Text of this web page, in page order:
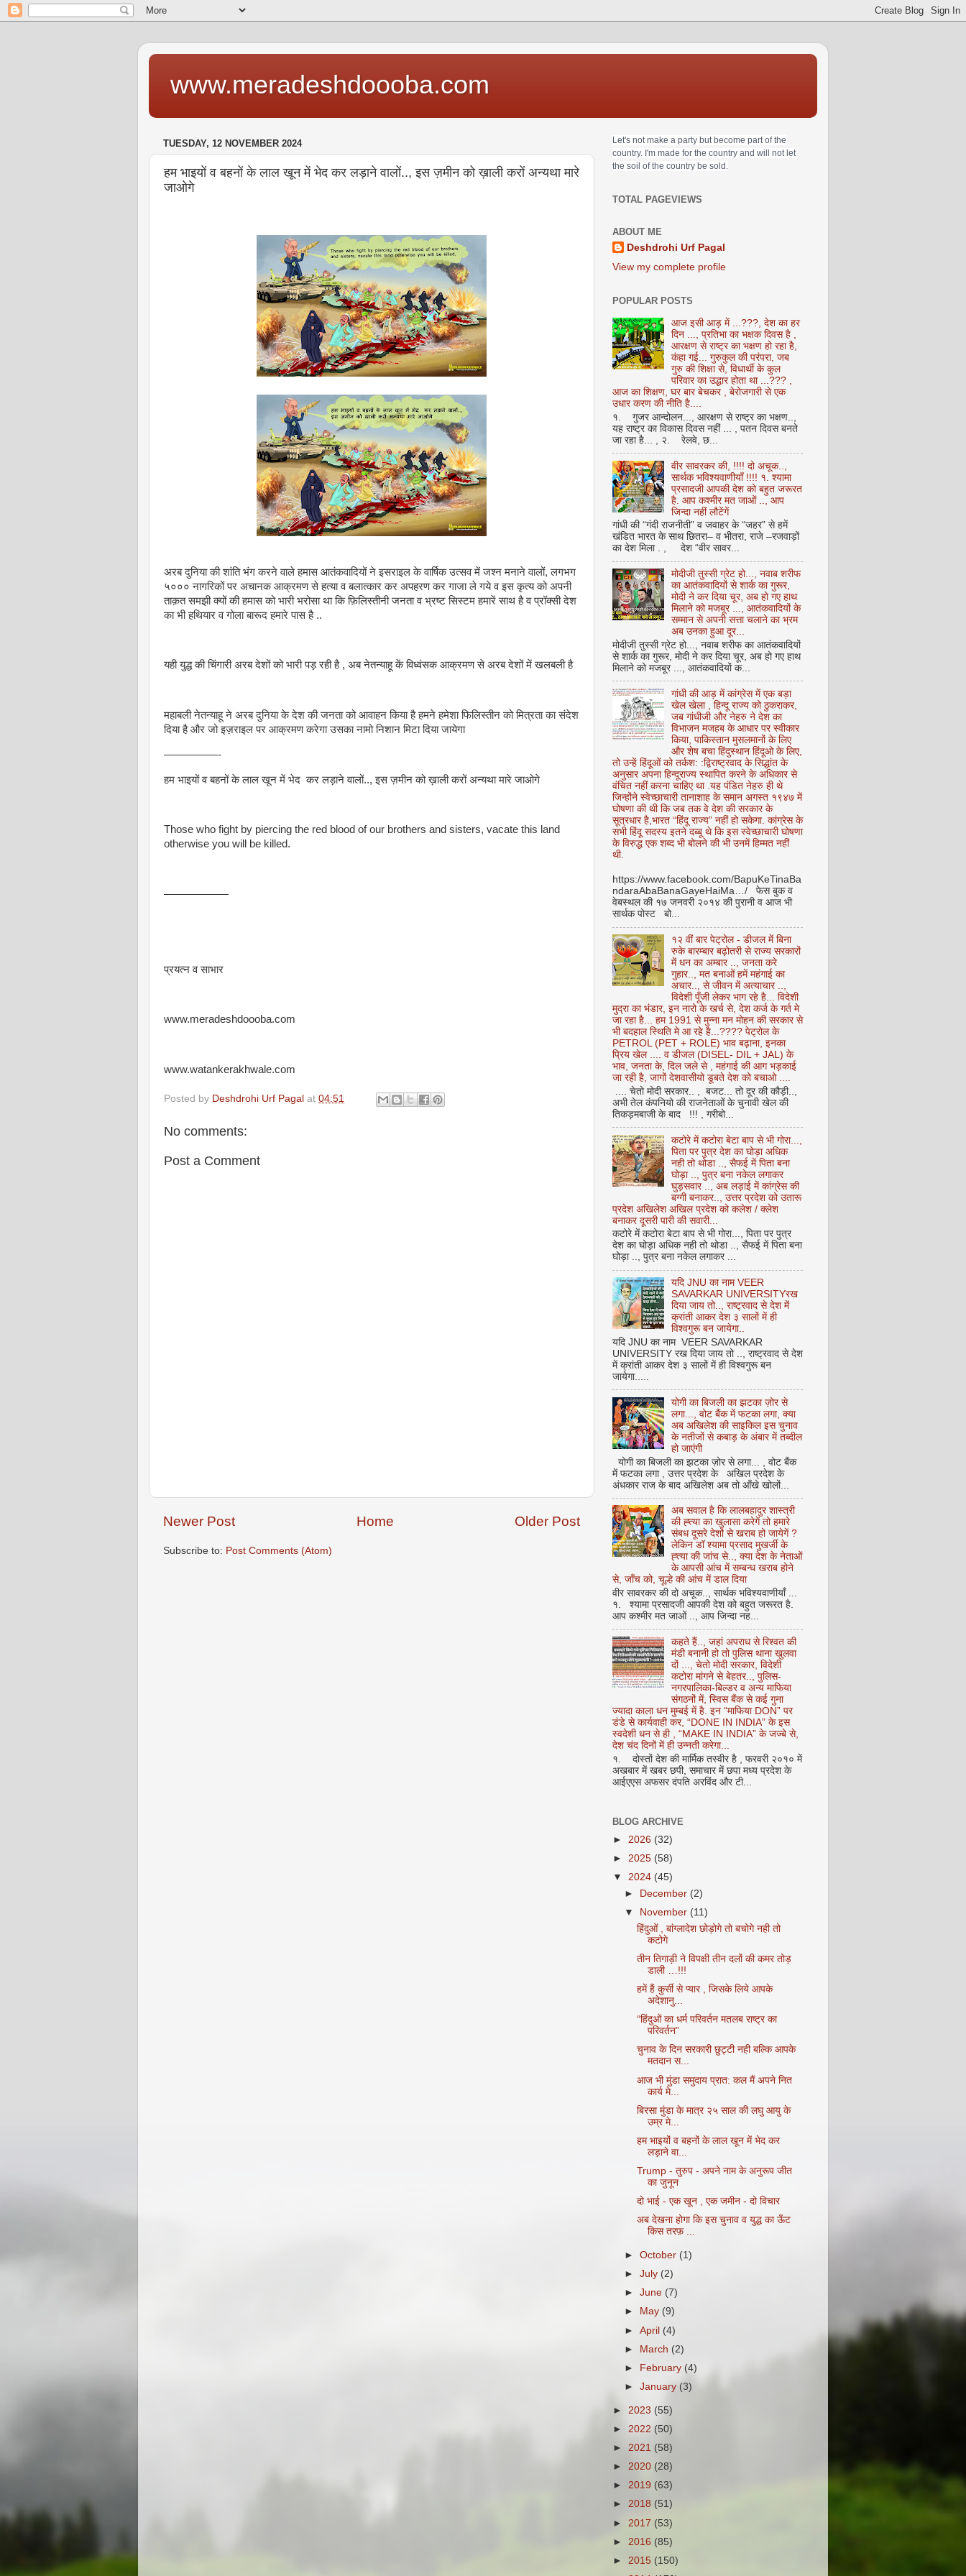
www.meradeshdoooba.com
TUESDAY, 12 NOVEMBER 2024
हम भाइयों व बहनों के लाल खून में भेद कर लड़ाने वालों.., इस ज़मीन को ख़ाली करों अन्यथा मारे
जाओगे
अरब दुनिया की शांति भंग करने वाले हमास आतंकवादियों ने इसराइल के वार्षिक उत्सव में जश्न मनाने वालों, लगभग
५००० नागरिकों पर अचानक आक्रमण से हत्या व बलात्कार कर अपहरण कर गाजा ले गये व इस कृत्य को अपनी
ताक़त समझी क्यों की हमास को भारी भरोसा था कि फ़िलिस्तीनी जनता व भ्रष्ट सिस्टम हमारें साथ है व प्रॉक्सी देश
का भी हथियार व गोला बारूद हमारे पास है ..
यही युद्ध की चिंगारी अरब देशों को भारी पड़ रही है , अब नेतन्याहू कें विध्वंसक आक्रमण से अरब देशों में खलबली है
महाबली नेतन्याहू ने अरब दुनिया के देश की जनता को आवाहन किया है हमने हमेशा फिलिस्तीन को मित्रता का संदेश
दिया है और जो इज़राइल पर आक्रमण करेगा उसका नामो निशान मिटा दिया जायेगा
—————-
हम भाइयों व बहनों के लाल खून में भेद कर लड़ाने वालों.., इस ज़मीन को ख़ाली करों अन्यथा मारे जाओगे
Those who fight by piercing the red blood of our brothers and sisters, vacate this land
otherwise you will be killed.
——————
प्रयत्न व साभार
www.meradeshdoooba.com
www.watankerakhwale.com
Posted by Deshdrohi Urf Pagal at 04:51
No comments:
Post a Comment
Newer Post Older Post
Home
Subscribe to: Post Comments (Atom)
Let's not make a party but become part of the
country. I'm made for the country and will not let
the soil of the country be sold.
TOTAL PAGEVIEWS
ABOUT ME
Deshdrohi Urf Pagal
View my complete profile
POPULAR POSTS
आज इसी आड़ में ...???, देश का हर
दिन ..., प्रतिभा का भक्षक दिवस है ,
आरक्षण से राष्ट्र का भक्षण हो रहा है,
कंहा गई... गुरुकुल की परंपरा, जब
गुरु की शिक्षा से, विधार्थी के कुल
परिवार का उद्धार होता था ...??? ,
आज का शिक्षण, घर बार बेचकर , बेरोजगारी से एक
उधार करण की नीति है....
१. गुजर आन्दोलन..., आरक्षण से राष्ट्र का भक्षण..,
यह राष्ट्र का विकास दिवस नहीं ... , पतन दिवस बनते
जा रहा है... , २. रेलवे, छ...
वीर सावरकर की, !!!! दो अचूक..,
सार्थक भविश्यवाणीयाँ !!!! १. श्यामा
प्रसादजी आपकी देश को बहुत जरूरत
है. आप कश्मीर मत जाओं .., आप
जिन्दा नहीं लौटेंगें
गांधी की “गंदी राजनीती” व जवाहर के “जहर” से हमें
खंडित भारत के साथ छितरा– व भीतरा, राजे –रजवाड़ों
का देश मिला . , देश “वीर सावर...
मोदीजी तुस्सी ग्रेट हो..., नवाब शरीफ
का आतंकवादियों से शार्क का गुरूर,
मोदी ने कर दिया चूर, अब हो गए हाथ
मिलाने को मजबूर ..., आतंकवादियों के
सम्मान से अपनी सत्ता चलाने का भ्रम
अब उनका हुआ दूर...
मोदीजी तुस्सी ग्रेट हो..., नवाब शरीफ का आतंकवादियों
से शार्क का गुरूर, मोदी ने कर दिया चूर, अब हो गए हाथ
मिलाने को मजबूर ..., आतंकवादियों क...
गांधी की आड़ में कांग्रेस में एक बड़ा
खेल खेला , हिन्दू राज्य को ठुकराकर,
जब गांधीजी और नेहरु ने देश का
विभाजन मजहब के आधार पर स्वीकार
किया, पाकिस्तान मुसलमानों के लिए
और शेष बचा हिंदुस्थान हिंदूओ के लिए,
तो उन्हें हिंदूओं को तर्कश: :द्विराष्ट्रवाद के सिद्धांत के
अनुसार अपना हिन्दूराज्य स्थापित करने के अधिकार से
वंचित नहीं करना चाहिए था .यह पंडित नेहरु ही थे
जिन्होंने स्वेच्छाचारी तानाशाह के समान अगस्त १९४७ में
घोषणा की थी कि जब तक वे देश की सरकार के
सूत्रधार है,भारत “हिंदू राज्य” नहीं हो सकेगा. कांग्रेस के
सभी हिंदू सदस्य इतने दब्बू थे कि इस स्वेच्छाचारी घोषणा
के विरुद्ध एक शब्द भी बोलने की भी उनमें हिम्मत नहीं
थी.
https://www.facebook.com/BapuKeTinaBa
ndaraAbaBanaGayeHaiMa…/ फेस बुक व
वेबस्थल की १७ जनवरी २०१४ की पुरानी व आज भी
सार्थक पोस्ट बो...
१२ वीं बार पेट्रोल - डीजल में बिना
रुके बारम्बार बढ़ोतरी से राज्य सरकारों
में धन का अम्बार .., जनता करे
गुहार.., मत बनाओं हमें महंगाई का
अचार.., से जीवन में अत्याचार ..,
विदेशी पूँजी लेकर भाग रहे है... विदेशी
मुद्रा का भंडार, इन नारो के खर्च से, देश कर्ज के गर्त मे
जा रहा है... हम 1991 से मुन्ना मन मोहन की सरकार से
भी बदहाल स्थिति मे आ रहे है...???? पेट्रोल के
PETROL (PET + ROLE) भाव बढ़ाना, इनका
प्रिय खेल .... व डीजल (DISEL- DIL + JAL) के
भाव, जनता के, दिल जले से , महंगाई की आग भड़काई
जा रही है, जागों देशवासीयो डूबते देश को बचाओ ....
.... चेतो मोदी सरकार.. , बजट... तो दूर की कौड़ी..,
अभी तेल कंपनियो की राजनेताओं के चुनावी खेल की
तिकड़मबाजी के बाद !!! , गरीबो...
कटोरे में कटोरा बेटा बाप से भी गोरा...,
पिता पर पुत्र देश का घोड़ा अधिक
नही तो थोडा .., सैफई में पिता बना
घोड़ा .., पुत्र बना नकेल लगाकर
घुड़सवार .., अब लड़ाई में कांग्रेस की
बग्गी बनाकर.., उत्तर प्रदेश को उतारू
प्रदेश अखिलेश अखिल प्रदेश को कलेश / क्लेश
बनाकर दूसरी पारी की सवारी...
कटोरे में कटोरा बेटा बाप से भी गोरा..., पिता पर पुत्र
देश का घोड़ा अधिक नही तो थोडा .., सैफई में पिता बना
घोड़ा .., पुत्र बना नकेल लगाकर ...
यदि JNU का नाम VEER
SAVARKAR UNIVERSITYरख
दिया जाय तो.., राष्ट्रवाद से देश में
क्रांती आकर देश ३ सालों में ही
विश्वगुरू बन जायेगा..
यदि JNU का नाम VEER SAVARKAR
UNIVERSITY रख दिया जाय तो .., राष्ट्रवाद से देश
में क्रांती आकर देश ३ सालों में ही विश्वगुरू बन
जायेगा.....
योगी का बिजली का झटका ज़ोर से
लगा..., वोट बैंक में फटका लगा, क्या
अब अखिलेश की साइकिल इस चुनाव
के नतीजों से कबाड़ के अंबार में तब्दील
हो जाएंगी
योगी का बिजली का झटका ज़ोर से लगा... , वोट बैंक
में फटका लगा , उत्तर प्रदेश के अखिल प्रदेश के
अंधकार राज के बाद अखिलेश अब तो आँखे खोलों...
अब सवाल है कि लालबहादुर शास्त्री
की ह्त्या का खुलासा करेगें तो हमारे
संबध दूसरे देशों से खराब हो जायेगें ?
लेकिन डॉ श्यामा प्रसाद मुखर्जी के
ह्त्या की जांच से.., क्या देश के नेताओं
के आपसी आंच में सम्बन्ध खराब होने
से, जाँच को, चूल्हे की आंच में डाल दिया
वीर सावरकर की दो अचूक.., सार्थक भविश्यवाणीयाँ ...
१. श्यामा प्रसादजी आपकी देश को बहुत जरूरत है.
आप कश्मीर मत जाओं .., आप जिन्दा नह...
कहते हैं.., जहां अपराध से रिश्वत की
मंडी बनानी हो तो पुलिस थाना खुलवा
दों ..., चेतो मोदी सरकार, विदेशी
कटोरा मांगने से बेहतर.., पुलिस-
नगरपालिका-बिल्डर व अन्य माफिया
संगठनों में, स्विस बैंक से कई गुना
ज्यादा काला धन मुम्बई में है. इन “माफिया DON” पर
डंडे से कार्यवाही कर, “DONE IN INDIA” के इस
स्वदेशी धन से ही , “MAKE IN INDIA” के जज्बे से,
देश चंद दिनों में ही उन्नती करेगा...
१. दोस्तों देश की मार्मिक तस्वीर है , फरवरी २०१० में
अखबार में खबर छपी, समाचार में छपा मध्य प्रदेश के
आईएएस अफसर दंपति अरविंद और टी...
BLOG ARCHIVE
► 2026 (32)
► 2025 (58)
▼ 2024 (45)
►
December (2)
▼
November (11)
हिंदुओं , बांग्लादेश छोड़ोगे तो बचोगे नही तो
कटोगे
तीन तिगाड़ी ने विपक्षी तीन दलों की कमर तोड़
डाली …!!!
हमें हैं कुर्सी से प्यार , जिसके लिये आपके
अदेशानु...
“हिंदुओं का धर्म परिवर्तन मतलब राष्ट्र का
परिवर्तन”
चुनाव के दिन सरकारी छुट्टी नही बल्कि आपके
मतदान स...
आज भी मुंडा समुदाय प्रात: कल मैं अपने नित
कार्य मे...
बिरसा मुंडा के मात्र २५ साल की लघु आयु के
उम्र मे...
हम भाइयों व बहनों के लाल खून में भेद कर
लड़ाने वा...
Trump - तुरुप - अपने नाम के अनुरूप जीत
का जुनून
दो भाई - एक खून , एक जमीन - दो विचार
अब देखना होगा कि इस चुनाव व युद्ध का ऊँट
किस तरफ़ ...
►October (1)
►July (2)
►June (7)
►
May (9)
►April (4)
► March (2)
►
February (4)
►January(3)
► 2023 (55)
► 2022 (50)
► 2021 (58)
► 2020 (28)
► 2019 (63)
► 2018 (51)
► 2017 (53)
► 2016 (85)
► 2015 (150)